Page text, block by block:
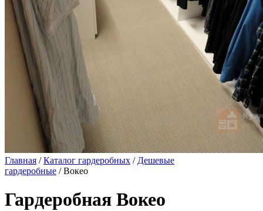
Главная /Каталог гардеробных / Дешевые
гардеробные / Вокео
Гардеробная Вокео